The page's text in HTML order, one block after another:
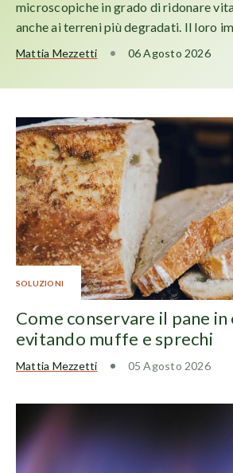
microscopiche in grado di ridonare
anche ai terreni più degradati. Il loro
Mattia Mezzetti 06 Agosto 2026
SOLUZIONI
Come conservare il pane
evitando muffe e sprechi
Mattia Mezzetti 05 Agosto 2026